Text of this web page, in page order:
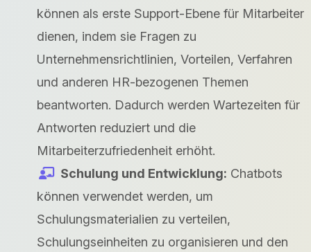
können als erste Support-Ebene für Mitarbeiter
dienen, indem sie Fragen zu
Unternehmensrichtlinien, Vorteilen, Verfahren
und anderen HR-bezogenen Themen
beantworten. Dadurch werden Wartezeiten für
Antworten reduziert und die
Mitarbeiterzufriedenheit erhöht.
Schulung und Entwicklung: Chatbots
können verwendet werden, um
Schulungsmaterialien zu verteilen,
Schulungseinheiten zu organisieren und den